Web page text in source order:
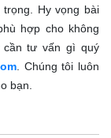
Hy vọng bài
hợp cho không
cần tư vấn gì quý
. Chúng tôi luôn
bạn.